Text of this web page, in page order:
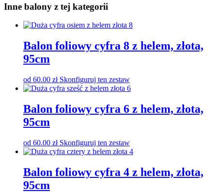
Inne balony z tej kategorii
Balon foliowy cyfra 8 z helem, złota,
95cm
od 60.00 zł Skonfiguruj ten zestaw
Balon foliowy cyfra 6 z helem, złota,
95cm
od 60.00 zł Skonfiguruj ten zestaw
Balon foliowy cyfra 4 z helem, złota,
95cm